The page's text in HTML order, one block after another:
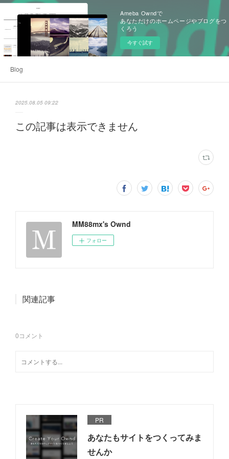
Ameba Owndで
あなただけのホームページやブログをつ
くろう
今すぐ試す
Blog
2025.08.05 09:22
この記事は表示できません
MM88mx's Ownd
フォロー
関連記事
0コメント
PR
あなたもサイトをつくってみま
せんか